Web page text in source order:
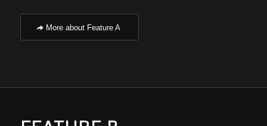
More about Feature A